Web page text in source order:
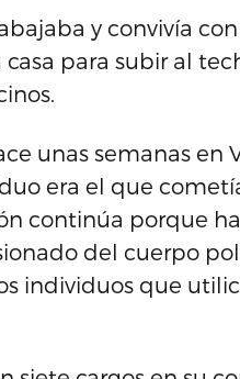
y convivía
para subir al
unas semanas en
era el que
continúa porque
del cuerpo
individuos que